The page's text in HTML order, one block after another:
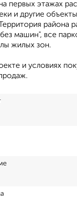
первых этажах
и другие
района
машин", все
жилых зон.
и условиях